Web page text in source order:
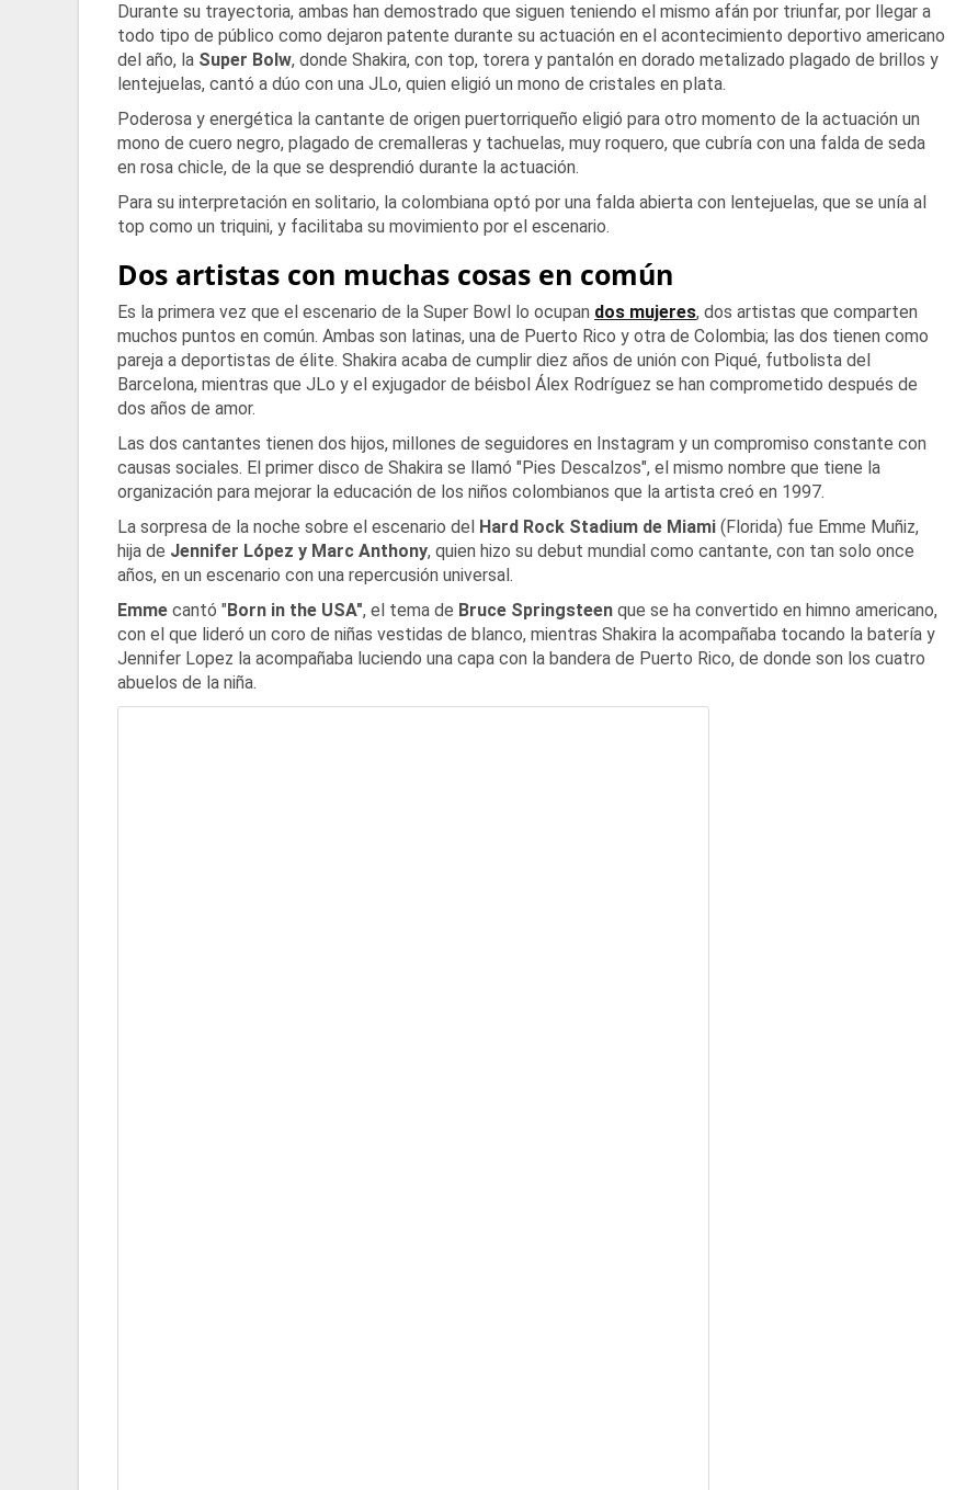
Durante su trayectoria, ambas han demostrado que siguen teniendo el mismo afán por triunfar, por llegar a
todo tipo de público como dejaron patente durante su actuación en el acontecimiento deportivo americano
del año, la Super Bolw, donde Shakira, con top, torera y pantalón en dorado metalizado plagado de brillos y
lentejuelas, cantó a dúo con una JLo, quien eligió un mono de cristales en plata.
Poderosa y energética la cantante de origen puertorriqueño eligió para otro momento de la actuación un
mono de cuero negro, plagado de cremalleras y tachuelas, muy roquero, que cubría con una falda de seda
en rosa chicle, de la que se desprendió durante la actuación.
Para su interpretación en solitario, la colombiana optó por una falda abierta con lentejuelas, que se unía al
top como un triquini, y facilitaba su movimiento por el escenario.
Dos artistas con muchas cosas en común
Es la primera vez que el escenario de la Super Bowl lo ocupan dos mujeres, dos artistas que comparten
muchos puntos en común. Ambas son latinas, una de Puerto Rico y otra de Colombia; las dos tienen como
pareja a deportistas de élite. Shakira acaba de cumplir diez años de unión con Piqué, futbolista del
Barcelona, mientras que JLo y el exjugador de béisbol Álex Rodríguez se han comprometido después de
dos años de amor.
Las dos cantantes tienen dos hijos, millones de seguidores en Instagram y un compromiso constante con
causas sociales. El primer disco de Shakira se llamó "Pies Descalzos", el mismo nombre que tiene la
organización para mejorar la educación de los niños colombianos que la artista creó en 1997.
La sorpresa de la noche sobre el escenario del Hard Rock Stadium de Miami (Florida) fue Emme Muñiz,
hija de Jennifer López y Marc Anthony, quien hizo su debut mundial como cantante, con tan solo once
años, en un escenario con una repercusión universal.
Emme cantó "Born in the USA", el tema de Bruce Springsteen que se ha convertido en himno americano,
con el que lideró un coro de niñas vestidas de blanco, mientras Shakira la acompañaba tocando la batería y
Jennifer Lopez la acompañaba luciendo una capa con la bandera de Puerto Rico, de donde son los cuatro
abuelos de la niña.